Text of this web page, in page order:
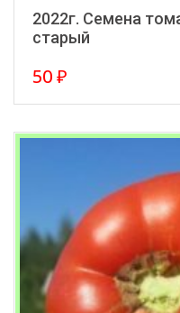
2022г. Семена
старый
50₽